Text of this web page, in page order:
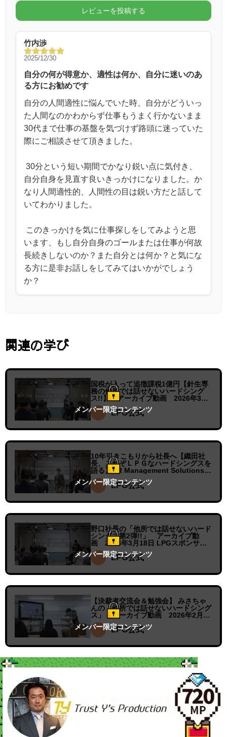
レビューを投稿する
竹内渉
2025/12/30
自分の何が得意か、適性は何か、自分に迷いのあ
る方にお勧めです
自分の人間適性に悩んでいた時、自分がどういっ
た人間なのかわからず仕事もうまく行かないまま
30代まで仕事の基盤を気づけず路頭に迷っていた
際にご相談させて頂きました。
30分という短い期間でかなり鋭い点に気付き、
自分自身を見直す良いきっかけになりました。か
なり人間適性的、人間性の目は鋭い方だと話して
いてわかりました。
このきっかけを気に仕事探しをしてみようと思
います、もし自分自身のゴールまたは仕事が何故
長続きしないのか？また自分とは何か？と気にな
る方に是非お話しをしてみてはいかがでしょう
か？
関連の学び
メンバー限定コンテンツ
LPG公式
国税が入って追徴課税1億円【針生専
務の他所では話せないハードシング
ス!!】 アーカイブ動画 2026年3月
18日 株式会社 GeneLiffe（ゼネラ
イフ）専務 針生栄治
メンバー限定コンテンツ
LPG公式
10年引きこもりから社長へ【織田社
長、これぞＬＰＧなハードシングスを
語る】HR Management Solutions
株式会社 代表取締役 織田渚佐
メンバー限定コンテンツ
LPG公式
野口社長の「他所では話せないハード
シングス第2弾!!」 アーカイブ動
画 2026年3月18日 LPGスポンサー
（株）GOLDEN DAWN 代表取締役 野
口大希
メンバー限定コンテンツ
LPG公式
【決裁者交流会＆勉強会】 みさちゃ
んの「他所では話せないハードシング
ス」 アーカイブ動画 2026年2月24
日 LPGスポンサー（株）ZEN
Integration 代表取締役 みさちゃん